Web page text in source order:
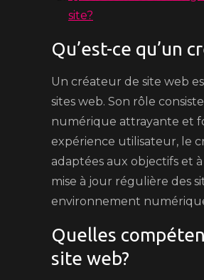
site?
Qu’est-ce qu’un
Un créateur de site web
sites web. Son rôle
numérique attrayante et
expérience utilisateur, le
adaptées aux objectifs et
mise à jour régulière des
environnement
Quelles
site web?